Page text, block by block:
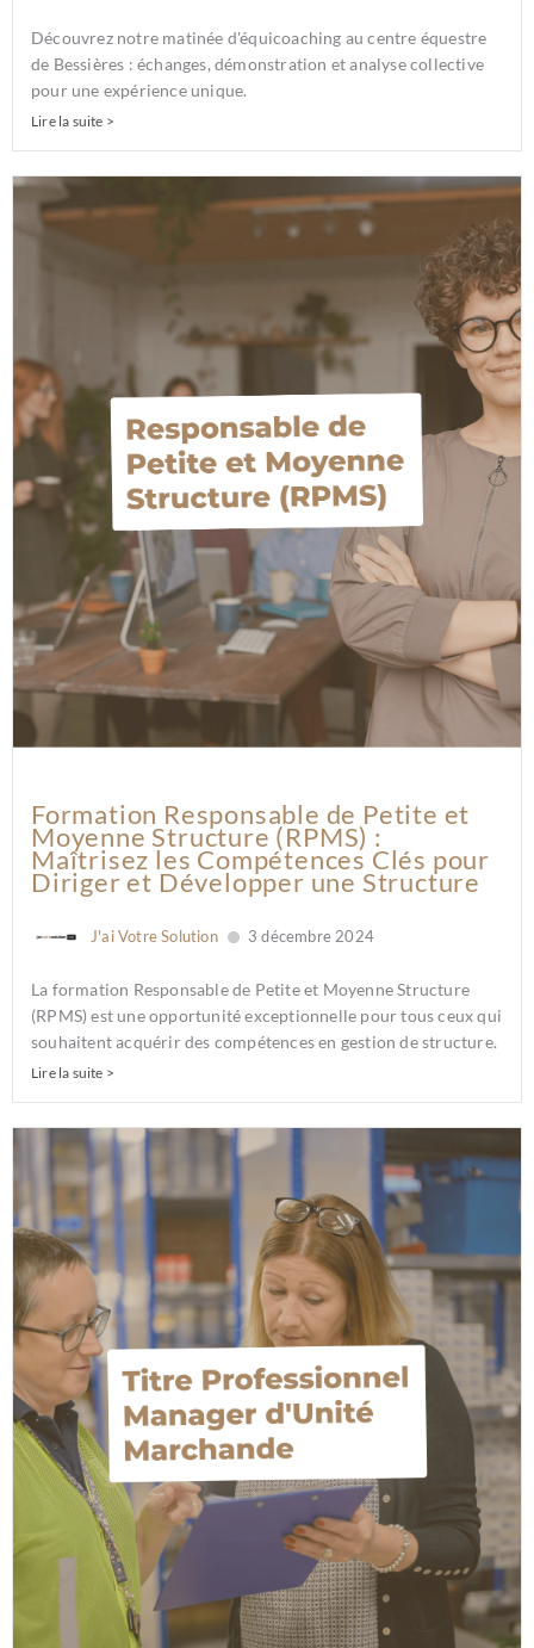
Découvrez notre matinée d'équicoaching au centre équestre
de Bessières : échanges, démonstration et analyse collective
pour une expérience unique.
Lire la suite >
Formation Responsable de Petite et
Moyenne Structure (RPMS) :
Maîtrisez les Compétences Clés pour
Diriger et Développer une Structure
J'ai Votre Solution 3 décembre 2024
La formation Responsable de Petite et Moyenne Structure
(RPMS) est une opportunité exceptionnelle pour tous ceux qui
souhaitent acquérir des compétences en gestion de structure.
Lire la suite >